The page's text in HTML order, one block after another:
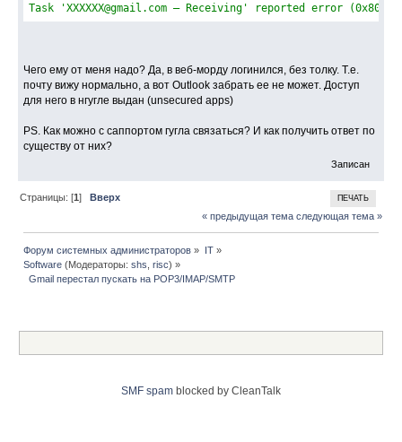
Task 'XXXXXX@gmail.com — Receiving' reported error
Чего ему от меня надо? Да, в веб-морду логинился, без толку. Т.е.
почту вижу нормально, а вот Outlook забрать ее не может. Доступ
для него в нгугле выдан (unsecured apps)
PS. Как можно с саппортом гугла связаться? И как получить ответ по
существу от них?
Записан
ПЕЧАТЬ
Страницы: [1]Вверх
« предыдущая тема следующая тема »
Форум системных администраторов » IT»
Software (Модераторы:shs ,risc) »
  Gmail перестал пускать на POP3/IMAP/SMTP
SMF spam blocked by CleanTalk